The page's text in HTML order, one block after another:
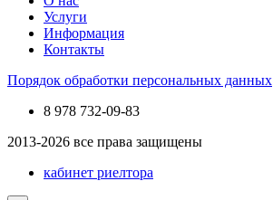
Услуги
Информация
Контакты
Порядок обработки персональных данных
8 978 732-09-83
2013-2026 все права защищены
кабинет риелтора